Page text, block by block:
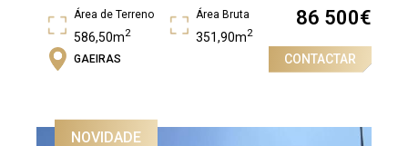
Área de Terreno
586,50m2
Área Bruta
351,90m2
86 500€
GAEIRAS CONTACTAR
NOVIDADE